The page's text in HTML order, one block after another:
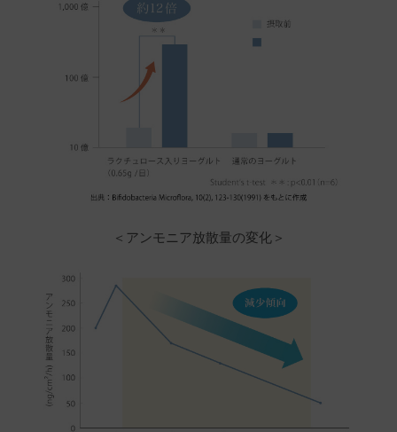
飲み始めたばかりなので効果はわかりません
が、夏は汗の匂い対策でもう少し続けてみよう
購入者
2026/07/08
める
＜アンモニア放散量の変化＞